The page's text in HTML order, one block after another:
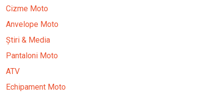
Cizme Moto
Anvelope Moto
Știri & Media
Pantaloni Moto
ATV
Echipament Moto